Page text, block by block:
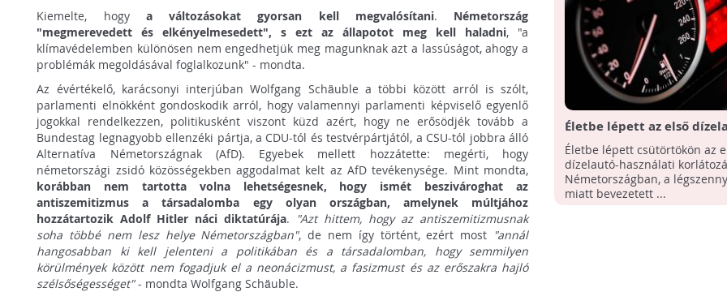
Kiemelte, hogy a változásokat gyorsan kell megvalósítani. Németország
"megmerevedett és elkényelmesedett", s ezt az állapotot meg kell haladni, "a
klímavédelemben különösen nem engedhetjük meg magunknak azt a lassúságot, ahogy a
problémák megoldásával foglalkozunk" - mondta.
Az évértékelő, karácsonyi interjúban Wolfgang Schäuble a többi között arról is szólt,
parlamenti elnökként gondoskodik arról, hogy valamennyi parlamenti képviselő egyenlő
jogokkal rendelkezzen, politikusként viszont küzd azért, hogy ne erősödjék tovább a
Bundestag legnagyobb ellenzéki pártja, a CDU-tól és testvérpártjától, a CSU-tól jobbra álló
Alternatíva Németországnak (AfD). Egyebek mellett hozzátette: megérti, hogy
németországi zsidó közösségekben aggodalmat kelt az AfD tevékenysége. Mint mondta,
korábban nem tartotta volna lehetségesnek, hogy ismét beszivároghat az
antiszemitizmus a társadalomba egy olyan országban, amelynek múltjához
hozzátartozik Adolf Hitler náci diktatúrája.
"Azt hittem, hogy az antiszemitizmusnak
soha többé nem lesz helye Németországban", de nem így történt, ezért most "annál
hangosabban ki kell jelenteni a politikában és a társadalomban, hogy semmilyen
körülmények között nem fogadjuk el a neonácizmust, a fasizmust és az erőszakra hajló
szélsőségességet"- mondta Wolfgang Schäuble.
Életbe lépett az első
használati korlátozás
Németországban
Életbe lépett csütörtökön az
dízelautó-használati
Németországban, a
miatt bevezetett ...